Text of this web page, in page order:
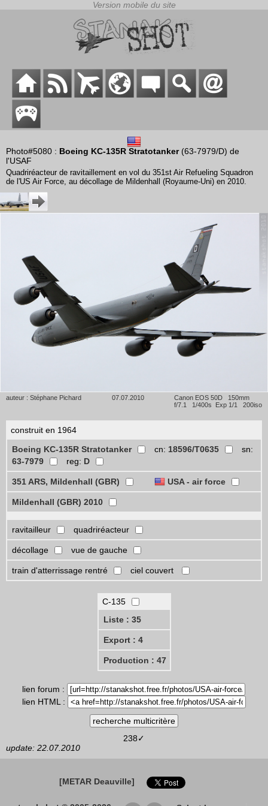
Photo#5080 : Boeing KC-135R Stratotanker(63-7979/D) de
l'USAF
Quadriréacteur de ravitaillement en vol du 351st Air Refueling Squadron
de l'US Air Force, au décollage de Mildenhall (Royaume-Uni) en 2010.
auteur : Stéphane Pichard 07.07.2010
Canon EOS 50D 150mm
f/7.1 1/400s Exp 1/1 200iso
construit en 1964
Boeing KC-135R Stratotanker
cn: 18596/T0635
sn:
63-7979
reg: D
351 ARS, Mildenhall (GBR) USA - air force
Mildenhall (GBR) 2010
ravitailleur quadriréacteur
décollage vue de gauche
train d'atterrissage rentré ciel couvert
C-135
Liste : 35
Export : 4
Production : 47
lien forum :
lien HTML :
238✓
update: 22.07.2010
[METAR Deauville]